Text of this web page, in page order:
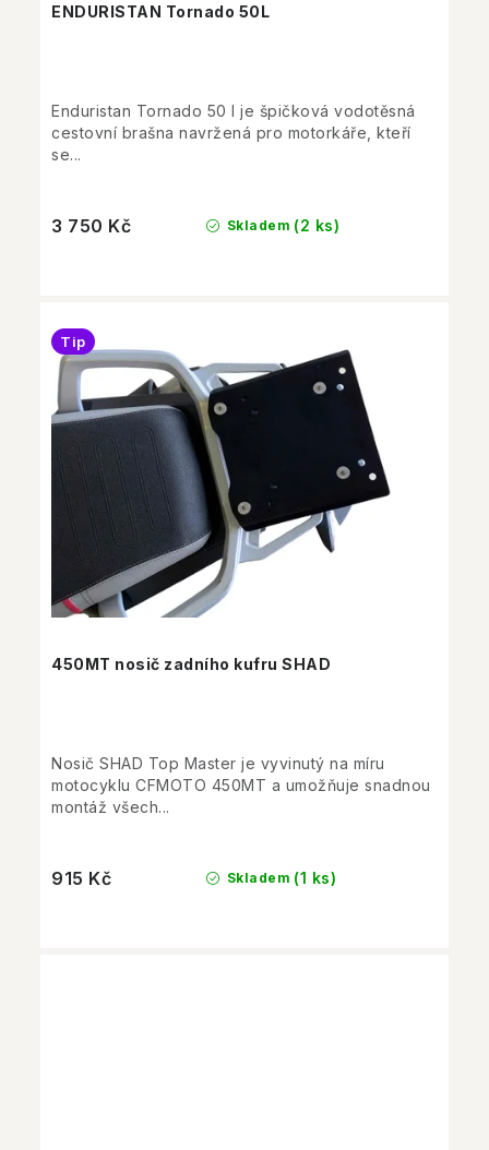
ENDURISTAN Tornado 50L
Skladem (2 ks)
3 750 Kč
Enduristan Tornado 50 l je špičková vodotěsná
cestovní brašna navržená pro motorkáře, kteří
se...
450MT nosič zadního kufru SHAD
Tip
Skladem (1 ks)
915 Kč
Nosič SHAD Top Master je vyvinutý na míru
motocyklu CFMOTO 450MT a umožňuje snadnou
montáž všech...